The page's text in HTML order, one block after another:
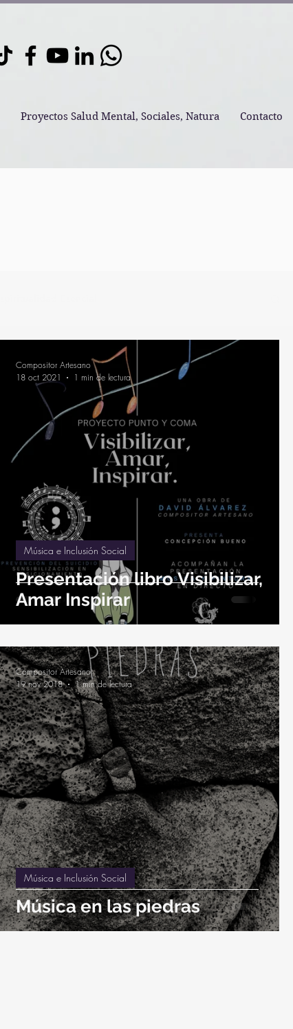
Proyectos Salud Mental, Sociales, Natura Contacto
Presentación libro Visibilizar,
Amar Inspirar
Música e Inclusión Social
Compositor Artesano
18 oct 2021
1 min de lectura
Música en las piedras
Música e Inclusión Social
Compositor Artesano
19 nov 2018
1 min de lectura